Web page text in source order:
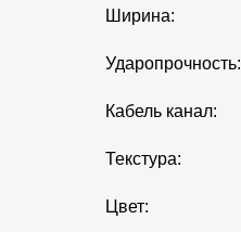
Ширина:
Ударопрочность:
Кабель канал:
Текстура:
Цвет: